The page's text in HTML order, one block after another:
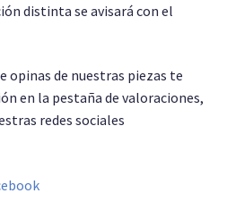
distinta se avisará con el
opinas de nuestras piezas te
en la pestaña de valoraciones,
redes sociales